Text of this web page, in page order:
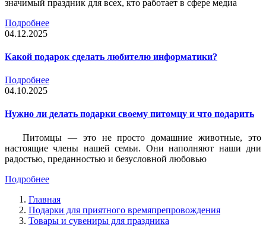
значимый праздник для всех, кто работает в сфере медиа
Подробнее
04.12.2025
Какой подарок сделать любителю информатики?
Подробнее
04.10.2025
Нужно ли делать подарки своему питомцу и что подарить
Питомцы — это не просто домашние животные, это
настоящие члены нашей семьи. Они наполняют наши дни
радостью, преданностью и безусловной любовью
Подробнее
Главная
Подарки для приятного времяпрепровождения
Товары и сувениры для праздника